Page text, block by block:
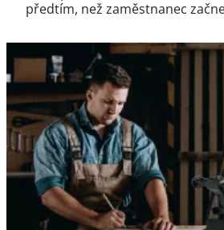
předtím, než zaměstnanec